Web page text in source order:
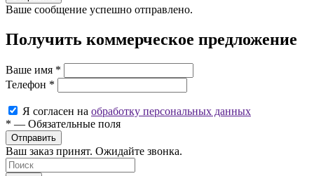
Ваше сообщение успешно отправлено.
Получить коммерческое предложение
Ваше имя *
Телефон *
Я согласен на обработку персональных данных
* — Обязательные поля
Ваш заказ принят. Ожидайте звонка.